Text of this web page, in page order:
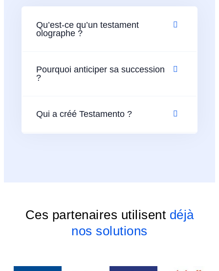
Qu’est-ce qu’un testament
olographe ?
Pourquoi anticiper sa succession
?
Qui a créé Testamento ?
Ces partenaires utilisent déjà
nos solutions